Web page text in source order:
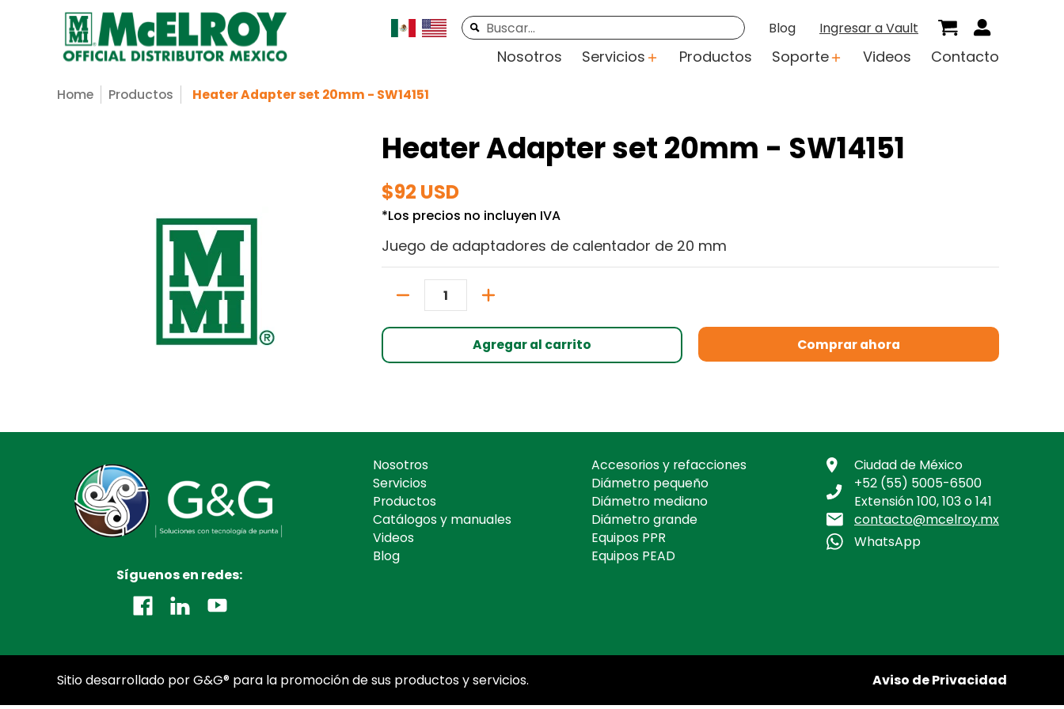
Saltar al contenido principal
Nosotros Servicios Productos
Buscar... Blog Ingresar a Vault
Nosotros Servicios Productos Soporte Videos Contacto
Home Productos Heater Adapter set 20mm - SW14151
Heater Adapter set 20mm - SW14151
$92 USD
*Los precios no incluyen IVA
Juego de adaptadores de calentador de 20 mm
Agregar al carrito Comprar ahora
Síguenos en redes:
Nosotros
Servicios
Productos
Catálogos y manuales
Videos
Blog
Accesorios y refacciones
Diámetro pequeño
Diámetro mediano
Diámetro grande
Equipos PPR
Equipos PEAD
Ciudad de México
+52 (55) 5005-6500
Extensión 100, 103 o 141
contacto@mcelroy.mx
WhatsApp
Sitio desarrollado por G&G® para la promoción de sus productos y servicios. Aviso de Privacidad